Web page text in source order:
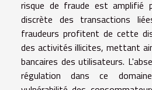
risque de fraude est amplifié
discrète des transactions
fraudeurs profitent de cette
des activités illicites, mettant
bancaires des utilisateurs.
régulation dans ce